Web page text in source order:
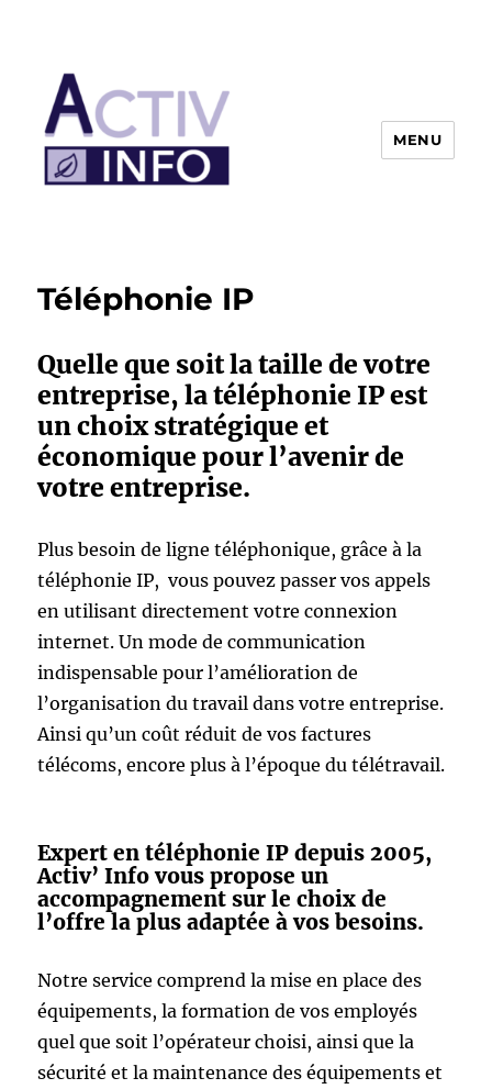
MENU
Téléphonie IP
Quelle que soit la taille de votre
entreprise, la téléphonie IP est
un choix stratégique et
économique pour l’avenir de
votre entreprise.
Plus besoin de ligne téléphonique, grâce à la
téléphonie IP, vous pouvez passer vos appels
en utilisant directement votre connexion
internet. Un mode de communication
indispensable pour l’amélioration de
l’organisation du travail dans votre entreprise.
Ainsi qu’un coût réduit de vos factures
télécoms, encore plus à l’époque du télétravail.
Expert en téléphonie IP depuis 2005,
Activ’ Info vous propose un
accompagnement sur le choix de
l’offre la plus adaptée à vos besoins.
Notre service comprend la mise en place des
équipements, la formation de vos employés
quel que soit l’opérateur choisi, ainsi que la
sécurité et la maintenance des équipements et